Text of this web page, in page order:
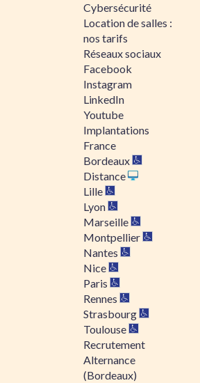
Cybersécurité
Location de salles :
nos tarifs
Réseaux sociaux
Facebook
Instagram
LinkedIn
Youtube
Implantations
France
Bordeaux
Distance
Lille
Lyon
Marseille
Montpellier
Nantes
Nice
Paris
Rennes
Strasbourg
Toulouse
Recrutement
Alternance
(Bordeaux)